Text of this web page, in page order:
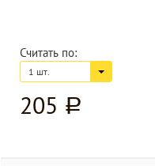
Считать по:
1 шт.
205 a